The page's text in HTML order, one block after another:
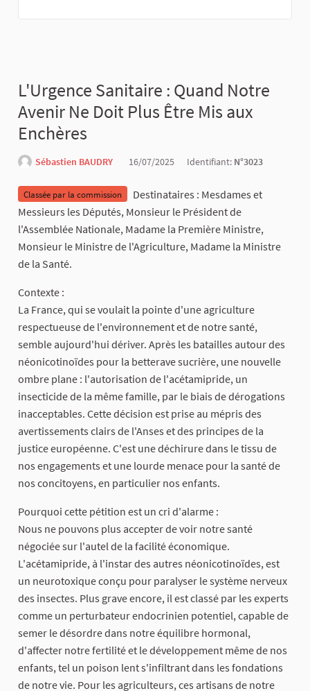
L'Urgence Sanitaire : Quand Notre
Avenir Ne Doit Plus Être Mis aux
Enchères
Sébastien BAUDRY 16/07/2025 Identifiant: N°3023
Classée par la commission
Destinataires : Mesdames et
Messieurs les Députés, Monsieur le Président de
l'Assemblée Nationale, Madame la Première Ministre,
Monsieur le Ministre de l'Agriculture, Madame la Ministre
de la Santé.
Contexte :
La France, qui se voulait la pointe d'une agriculture
respectueuse de l'environnement et de notre santé,
semble aujourd'hui dériver. Après les batailles autour des
néonicotinoïdes pour la betterave sucrière, une nouvelle
ombre plane : l'autorisation de l'acétamipride, un
insecticide de la même famille, par le biais de dérogations
inacceptables. Cette décision est prise au mépris des
avertissements clairs de l'Anses et des principes de la
justice européenne. C'est une déchirure dans le tissu de
nos engagements et une lourde menace pour la santé de
nos concitoyens, en particulier nos enfants.
Pourquoi cette pétition est un cri d'alarme :
Nous ne pouvons plus accepter de voir notre santé
négociée sur l'autel de la facilité économique.
L'acétamipride, à l'instar des autres néonicotinoïdes, est
un neurotoxique conçu pour paralyser le système nerveux
des insectes. Plus grave encore, il est classé par les experts
comme un perturbateur endocrinien potentiel, capable de
semer le désordre dans notre équilibre hormonal,
d'affecter notre fertilité et le développement même de nos
enfants, tel un poison lent s'infiltrant dans les fondations
de notre vie. Pour les agriculteurs, ces artisans de notre